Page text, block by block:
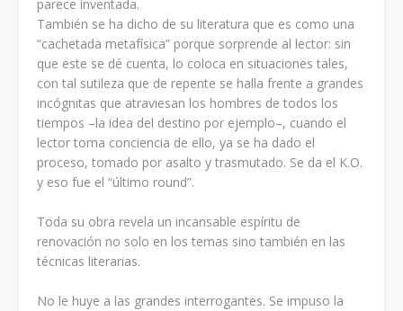
parece inventada.
También se ha dicho de su literatura que es como una
“cachetada metafísica” porque sorprende al lector: sin
que este se dé cuenta, lo coloca en situaciones tales,
con tal sutileza que de repente se halla frente a grandes
incógnitas que atraviesan los hombres de todos los
tiempos –la idea del destino por ejemplo–, cuando el
lector toma conciencia de ello, ya se ha dado el
proceso, tomado por asalto y trasmutado. Se da el K.O.
y eso fue el “último round”.
Toda su obra revela un incansable espíritu de
renovación no solo en los temas sino también en las
técnicas literarias.
No le huye a las grandes interrogantes. Se impuso la